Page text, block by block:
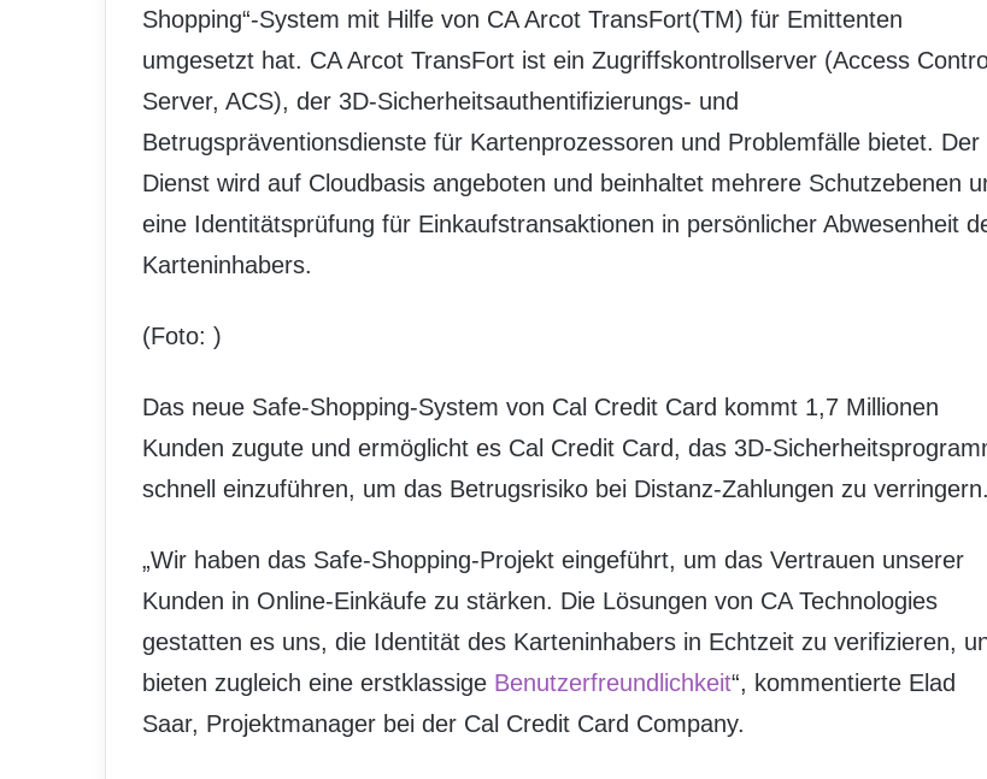
Shopping“-System mit Hilfe von CA Arcot TransFort(TM) für Emittenten
umgesetzt hat. CA Arcot TransFort ist ein Zugriffskontrollserver (Access
Server, ACS), der 3D-Sicherheitsauthentifizierungs- und
Betrugspräventionsdienste für Kartenprozessoren und Problemfälle bietet. Der
Dienst wird auf Cloudbasis angeboten und beinhaltet mehrere Schutzebenen
eine Identitätsprüfung für Einkaufstransaktionen in persönlicher Abwesenheit
Karteninhabers.
(Foto: )
Das neue Safe-Shopping-System von Cal Credit Card kommt 1,7 Millionen
Kunden zugute und ermöglicht es Cal Credit Card, das 3D-
schnell einzuführen, um das Betrugsrisiko bei Distanz-Zahlungen zu verringern.
„Wir haben das Safe-Shopping-Projekt eingeführt, um das Vertrauen unserer
Kunden in Online-Einkäufe zu stärken. Die Lösungen von CA Technologies
gestatten es uns, die Identität des Karteninhabers in Echtzeit zu verifizieren,
bieten zugleich eine erstklassige Benutzerfreundlichkeit“, kommentierte Elad
Saar, Projektmanager bei der Cal Credit Card Company.